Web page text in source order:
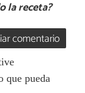
la receta?
comentario
que pueda